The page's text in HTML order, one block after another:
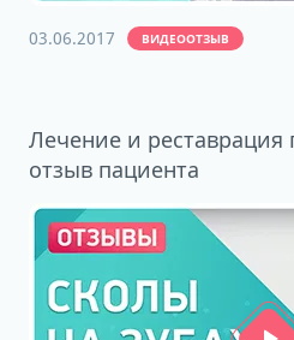
03.06.2017 ВИДЕООТЗЫВ
Лечение и реставрация
отзыв пациента